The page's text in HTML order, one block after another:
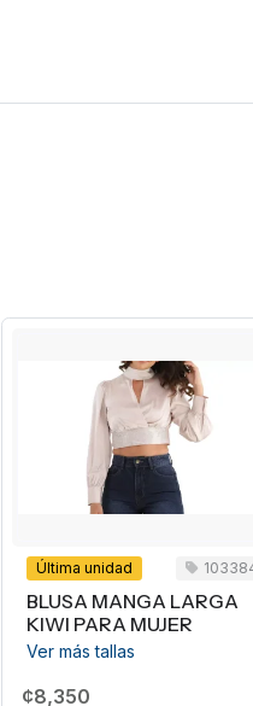
Última unidad 1033841
BLUSA MANGA LARGA
KIWI PARA MUJER
Ver más tallas
¢8,350